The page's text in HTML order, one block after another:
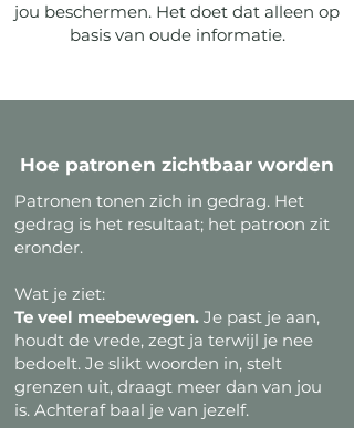
jou beschermen. Het doet dat alleen op
basis van oude informatie.
Hoe patronen zichtbaar worden
Patronen tonen zich in gedrag. Het
gedrag is het resultaat; het patroon zit
eronder.
Wat je ziet:
Te veel meebewegen. Je past je aan,
houdt de vrede, zegt ja terwijl je nee
bedoelt. Je slikt woorden in, stelt
grenzen uit, draagt meer dan van jou
is. Achteraf baal je van jezelf.